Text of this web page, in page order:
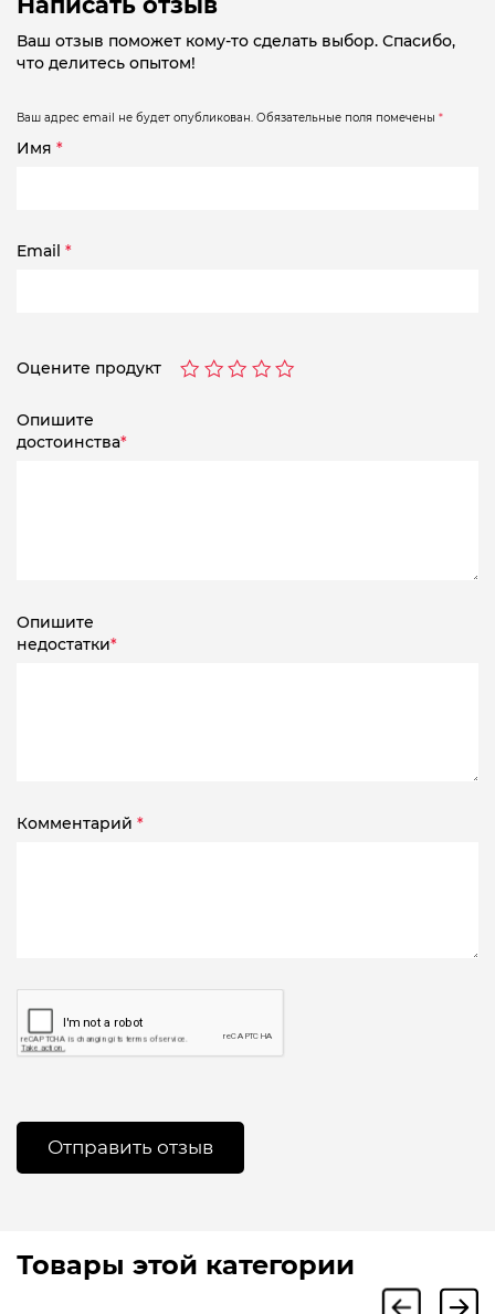
Ваш отзыв поможет кому-то сделать выбор. Спасибо,
что делитесь опытом!
Ваш адрес email не будет опубликован. Обязательные поля помечены *
Имя *
Email *
Оцените продукт
Опишите
достоинства*
Опишите
недостатки*
Комментарий *
Товары этой категории